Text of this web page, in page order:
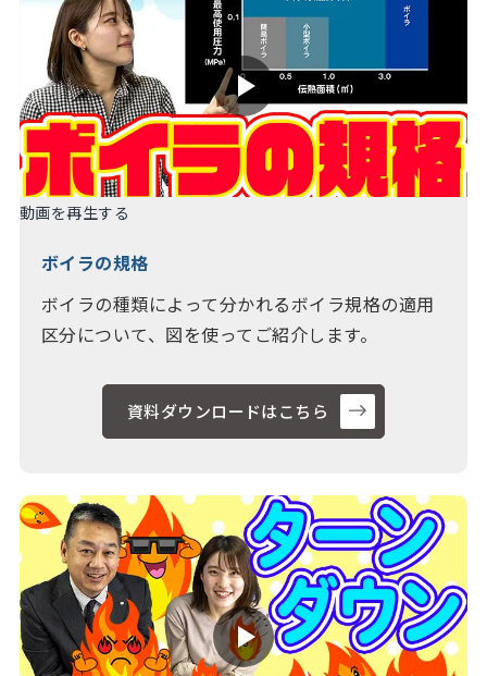
動画を再生する
ボイラの規格
ボイラの種類によって分かれるボイラ規格の適用
区分について、図を使ってご紹介します。
資料ダウンロードはこちら